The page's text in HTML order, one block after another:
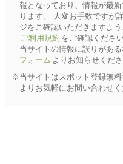
報となっており、情報が最
ります。 大変お手数ですが
ジをご確認いただきますよ
ご利用規約 をご確認ください
当サイトの情報に誤りがあ
フォーム よりお知らせくださ
※当サイトはスポット登録無
よりお気軽にお問い合わせく